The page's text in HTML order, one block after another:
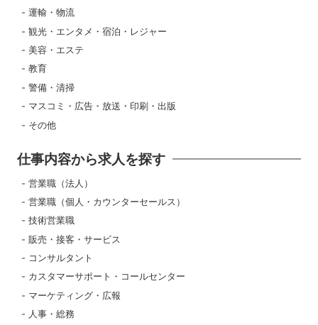
運輸・物流
観光・エンタメ・宿泊・レジャー
美容・エステ
教育
警備・清掃
マスコミ・広告・放送・印刷・出版
その他
仕事内容から求人を探す
営業職（法人）
営業職（個人・カウンターセールス）
技術営業職
販売・接客・サービス
コンサルタント
カスタマーサポート・コールセンター
マーケティング・広報
人事・総務